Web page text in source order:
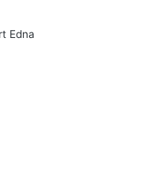
Edna
Preis: